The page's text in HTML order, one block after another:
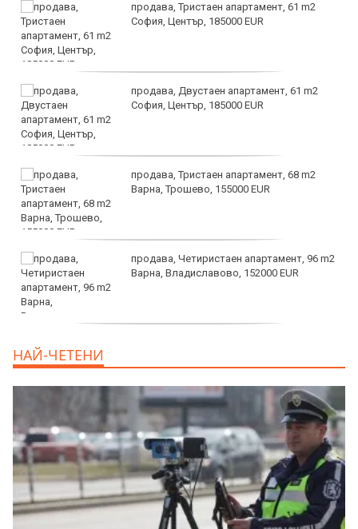
продава, Тристаен апартамент, 61 m2
София, Център, 185000 EUR
продава, Двустаен апартамент, 61 m2
София, Център, 185000 EUR
продава, Тристаен апартамент, 68 m2
Варна, Трошево, 155000 EUR
продава, Четиристаен апартамент, 96 m2
Варна, Владиславово, 152000 EUR
НАЙ-ЧЕТЕНИ